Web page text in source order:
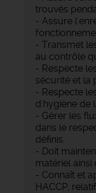
trouvés
- Assure
- Transmet
au contrôle
- Respecte
sécurité et la
- Respecte
d'hygiène de
- Gérer les
dans le
définis.
- Doit
matériel ainsi
- Connaît et
HACCP,